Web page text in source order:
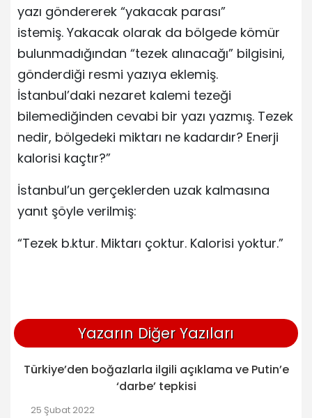
yazı göndererek “yakacak parası”
istemiş. Yakacak olarak da bölgede kömür
bulunmadığından “tezek alınacağı” bilgisini,
gönderdiği resmi yazıya eklemiş.
İstanbul’daki nezaret kalemi tezeği
bilemediğinden cevabi bir yazı yazmış. Tezek
nedir, bölgedeki miktarı ne kadardır? Enerji
kalorisi kaçtır?”
İstanbul’un gerçeklerden uzak kalmasına
yanıt şöyle verilmiş:
“Tezek b.ktur. Miktarı çoktur. Kalorisi yoktur.”
Yazarın Diğer Yazıları
Türkiye’den boğazlarla ilgili açıklama ve Putin’e
‘darbe’ tepkisi
25 Şubat 2022